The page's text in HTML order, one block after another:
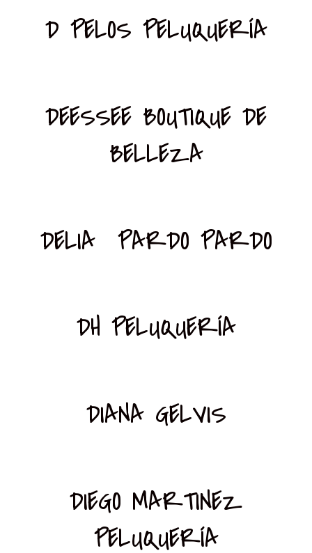
D PELOS PELUQUERÍA
DEESSEE BOUTIQUE DE
BELLEZA
DELIA PARDO PARDO
DH PELUQUERÍA
DIANA GELVIS
DIEGO MARTINEZ
PELUQUERÍA